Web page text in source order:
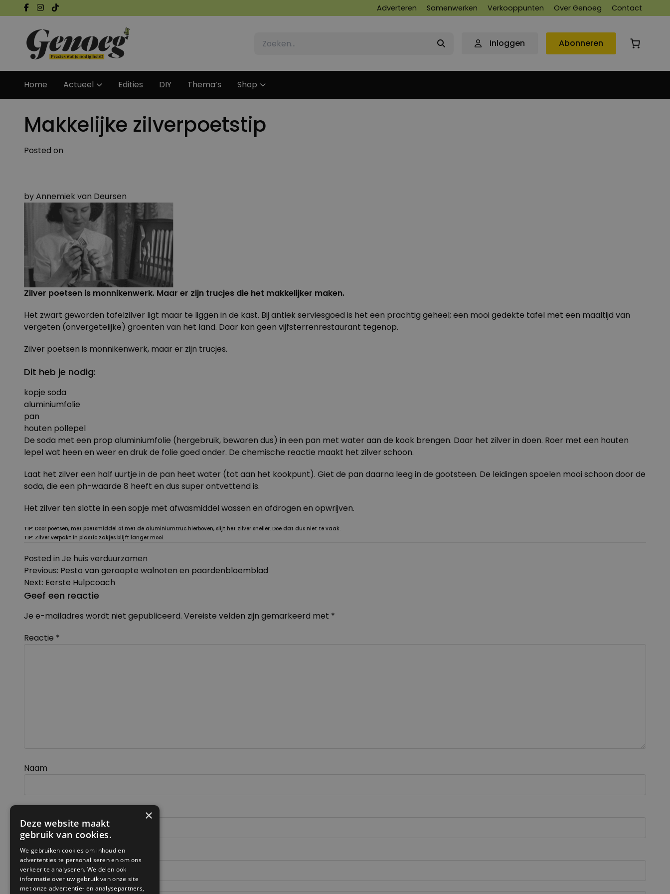
Adverteren Samenwerken Verkooppunten Over Genoeg Contact
Inloggen Abonneren
Home Actueel Edities DIY Thema’s Shop
Makkelijke zilverpoetstip
Posted on
byAnnemiek van Deursen
Zilver poetsen is monnikenwerk. Maar er zijn trucjes die het makkelijker maken.
Het zwart geworden tafelzilver ligt maar te liggen in de kast. Bij antiek serviesgoed is het een prachtig geheel; een mooi gedekte tafel met een maaltijd van
vergeten (onvergetelijke) groenten van het land. Daar kan geen vijfsterrenrestaurant tegenop.
Zilver poetsen is monnikenwerk, maar er zijn trucjes.
Dit heb je nodig:
kopje soda
aluminiumfolie
pan
houten pollepel
De soda met een prop aluminiumfolie (hergebruik, bewaren dus) in een pan met water aan de kook brengen. Daar het zilver in doen. Roer met een houten
lepel wat heen en weer en druk de folie goed onder. De chemische reactie maakt het zilver schoon.
Laat het zilver een half uurtje in de pan heet water (tot aan het kookpunt). Giet de pan daarna leeg in de gootsteen. De leidingen spoelen mooi schoon door de
soda, die een ph-waarde 8 heeft en dus super ontvettend is.
Het zilver ten slotte in een sopje met afwasmiddel wassen en afdrogen en opwrijven.
TIP: Door poetsen, met poetsmiddel of met de aluminiumtruc hierboven, slijt het zilver sneller. Doe dat dus niet te vaak.
TIP: Zilver verpakt in plastic zakjes blijft langer mooi.
Posted in Je huis verduurzamen
Bericht
navigatie
Previous: Pesto van geraapte walnoten en paardenbloemblad
Next: Eerste Hulpcoach
Geef een reactie
Je e-mailadres wordt niet gepubliceerd. Vereiste velden zijn gemarkeerd met *
Reactie *
Naam
Site
×
Deze website maakt
gebruik van cookies.
We gebruiken cookies om inhoud en
advertenties te personaliseren en om ons
verkeer te analyseren. We delen ook
informatie over uw gebruik van onze site
met onze advertentie- en analysepartners,